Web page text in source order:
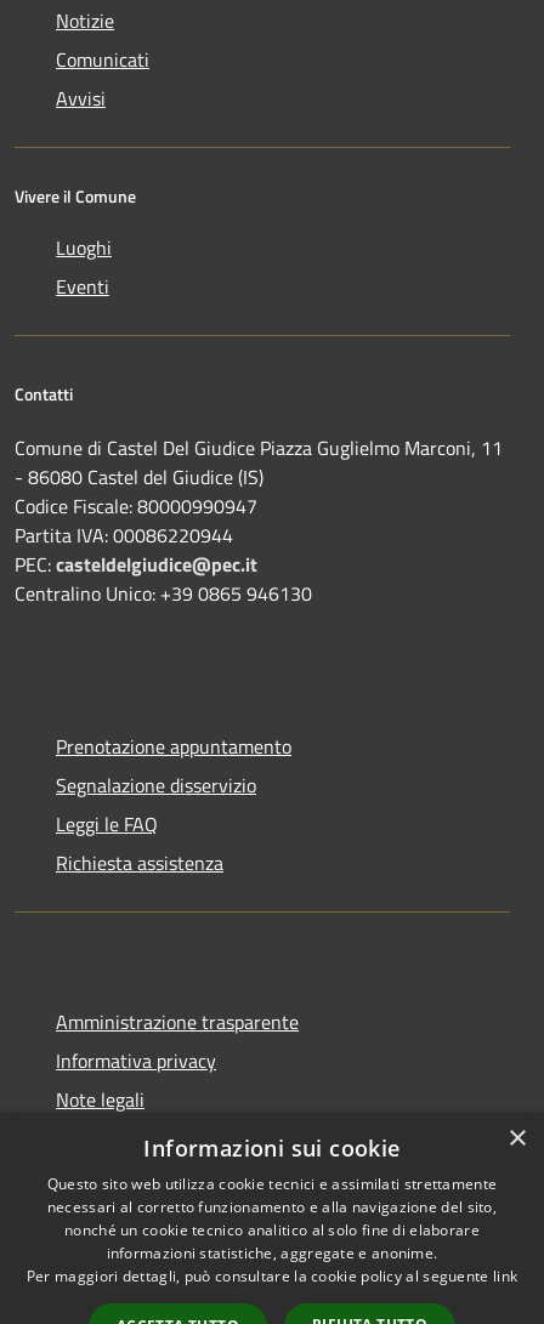
Notizie
Comunicati
Avvisi
Vivere il Comune
Luoghi
Eventi
Contatti
Comune di Castel Del Giudice Piazza Guglielmo Marconi, 11
- 86080 Castel del Giudice (IS)
Codice Fiscale: 80000990947
Partita IVA: 00086220944
PEC:casteldelgiudice@pec.it
Centralino Unico: +39 0865 946130
Prenotazione appuntamento
Segnalazione disservizio
Leggi le FAQ
Richiesta assistenza
Amministrazione trasparente
Informativa privacy
Note legali
Dichiarazione di accessibilità
Accessibilità
Copyright © 2026 • Comune di
Castel del Giudice • Powered by
×
Informazioni sui cookie
Questo sito web utilizza cookie tecnici e assimilati strettamente
necessari al corretto funzionamento e alla navigazione del sito,
nonché un cookie tecnico analitico al solo fine di elaborare
informazioni statistiche, aggregate e anonime.
Per maggiori dettagli, può consultare la cookie policy al seguente link